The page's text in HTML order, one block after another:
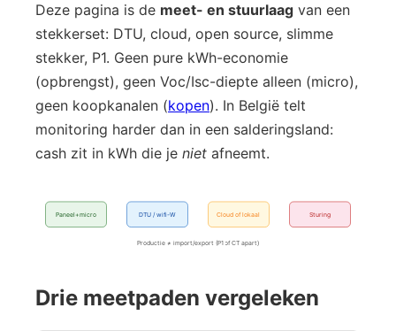
Deze pagina is de meet- en stuurlaag van een
stekkerset: DTU, cloud, open source, slimme
stekker, P1. Geen pure kWh-economie
(opbrengst), geen Voc/Isc-diepte alleen (micro),
geen koopkanalen (kopen). In België telt
monitoring harder dan in een salderingsland:
cash zit in kWh die je niet afneemt.
Paneel+micro DTU / wifi-W Cloud of lokaal Sturing
Productie ≠ import/export (P1 of CT apart)
Drie meetpaden vergeleken